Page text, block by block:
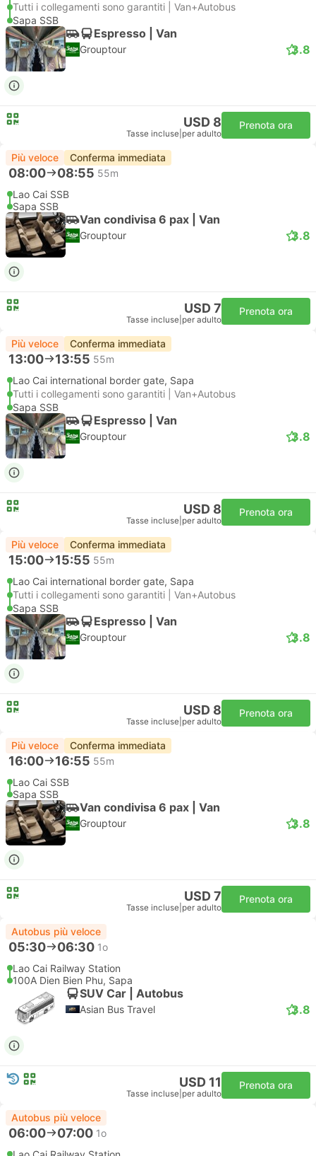
Tutti i collegamenti sono garantiti | Van+Autobus
Sapa SSB
Espresso | Van
Grouptour 3.8
USD 8
Tasse incluse per adulto
Prenota ora
Più veloce Conferma immediata
08:00 08:55 55m
Lao Cai SSB
Sapa SSB
Van condivisa 6 pax | Van
Grouptour 3.8
USD 7
Tasse incluse per adulto
Prenota ora
Più veloce Conferma immediata
13:00 13:55 55m
Lao Cai international border gate, Sapa
Tutti i collegamenti sono garantiti | Van+Autobus
Sapa SSB
Espresso | Van
Grouptour 3.8
USD 8
Tasse incluse per adulto
Prenota ora
Più veloce Conferma immediata
15:00 15:55 55m
Lao Cai international border gate, Sapa
Tutti i collegamenti sono garantiti | Van+Autobus
Sapa SSB
Espresso | Van
Grouptour 3.8
USD 8
Tasse incluse per adulto
Prenota ora
Più veloce Conferma immediata
16:00 16:55 55m
Lao Cai SSB
Sapa SSB
Van condivisa 6 pax | Van
Grouptour 3.8
USD 7
Tasse incluse per adulto
Prenota ora
Autobus più veloce
05:30 06:30 1o
Lao Cai Railway Station
100A Dien Bien Phu, Sapa
SUV Car | Autobus
Asian Bus Travel 3.8
USD 11
Tasse incluse per adulto
Prenota ora
Autobus più veloce
06:00 07:00 1o